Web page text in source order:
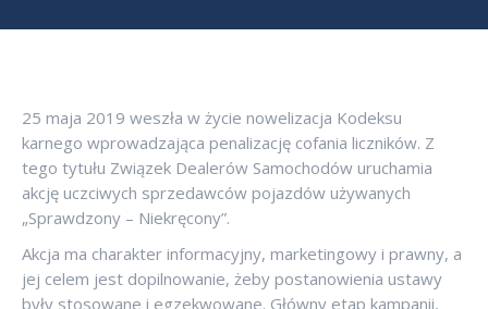
25 maja 2019 weszła w życie nowelizacja Kodeksu
karnego wprowadzająca penalizację cofania liczników. Z
tego tytułu Związek Dealerów Samochodów uruchamia
akcję uczciwych sprzedawców pojazdów używanych
„Sprawdzony – Niekręcony”.
Akcja ma charakter informacyjny, marketingowy i prawny, a
jej celem jest dopilnowanie, żeby postanowienia ustawy
były stosowane i egzekwowane. Główny etap kampanii,